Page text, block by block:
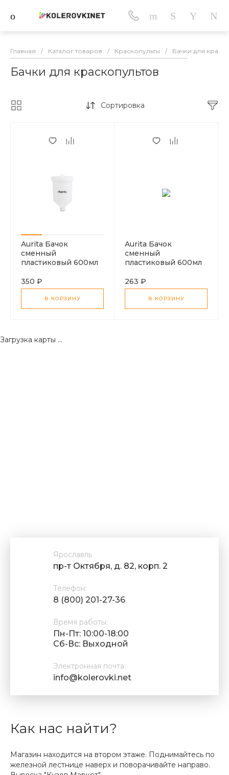
Главная / Каталог товаров / Краскопульты / Бачки для
Бачки для краскопультов
Сортировка
Aurita Бачок
сменный
пластиковый 600мл
350 ₽
В КОРЗИНУ
Aurita Бачок
сменный
пластиковый 600мл
263 ₽
В КОРЗИНУ
Загрузка карты ...
Ярославль
пр-т Октября, д. 82, корп. 2
Телефон:
8 (800) 201-27-36
Время работы:
Пн-Пт: 10:00-18:00
Cб-Вс: Выходной
Электронная почта:
info@kolerovki.net
Как нас найти?
Магазин находится на втором этаже. Поднимайтесь по
железной лестнице наверх и поворачивайте направо.